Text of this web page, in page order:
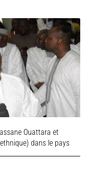
Ouattara et
dans le pays